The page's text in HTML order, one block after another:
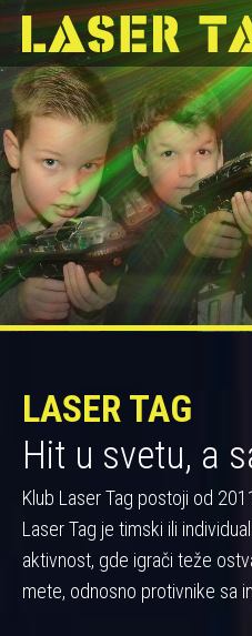
LASER TAG
Hit u svetu, a
Klub Laser Tag postoji od
Laser Tag je timski ili
aktivnost, gde igrači teže
mete, odnosno protivnike sa